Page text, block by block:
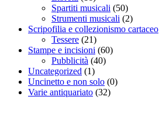
Spartiti musicali (50)
Strumenti musicali (2)
Scripofilia e collezionismo cartaceo
Tessere (21)
Stampe e incisioni (60)
Pubblicità (40)
Uncategorized (1)
Uncinetto e non solo (0)
Varie antiquariato (32)